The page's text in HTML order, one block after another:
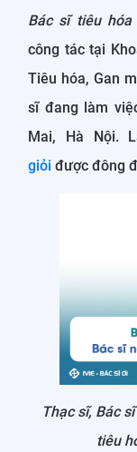
Bác sĩ tiêu hóa
công tác tại
Tiêu hóa, Gan
sĩ đang làm
Mai, Hà Nội.
giỏi được đông
Thạc sĩ, Bác
tiêu